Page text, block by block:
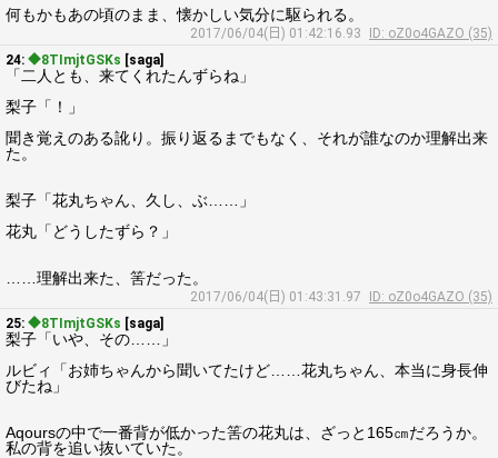
何もかもあの頃のまま、懐かしい気分に駆られる。
2017/06/04(日) 01:42:16.93
ID: oZ0o4GAZO (35)
24: ◆8TImjtGSKs [saga]
「二人とも、来てくれたんずらね」
梨子「！」
聞き覚えのある訛り。振り返るまでもなく、それが誰なのか理解出来
た。
梨子「花丸ちゃん、久し、ぶ……」
花丸「どうしたずら？」
……理解出来た、筈だった。
2017/06/04(日) 01:43:31.97
ID: oZ0o4GAZO (35)
25: ◆8TImjtGSKs [saga]
梨子「いや、その……」
ルビィ「お姉ちゃんから聞いてたけど……花丸ちゃん、本当に身長伸
びたね」
Aqoursの中で一番背が低かった筈の花丸は、ざっと165㎝だろうか。
私の背を追い抜いていた。